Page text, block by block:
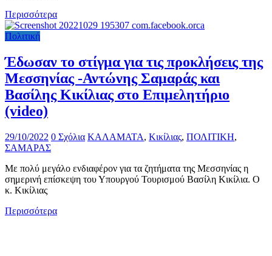
Περισσότερα
Πολιτική
Έδωσαν το στίγμα για τις προκλήσεις της
Μεσσηνίας -Αντώνης Σαμαράς και
Βασίλης Κικίλιας στο Επιμελητήριο
(video)
29/10/2022 0 Σχόλια ΚΑΛΑΜΑΤΑ, Κικίλιας, ΠΟΛΙΤΙΚΗ,
ΣΑΜΑΡΑΣ
Με πολύ μεγάλο ενδιαφέρον για τα ζητήματα της Μεσσηνίας η
σημερινή επίσκεψη του Υπουργού Τουρισμού Βασίλη Κικίλια. Ο
κ. Κικίλιας
Περισσότερα